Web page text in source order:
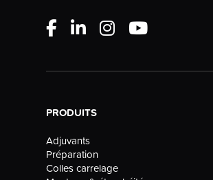
PRODUITS
Adjuvants
Préparation
Colles carrelage